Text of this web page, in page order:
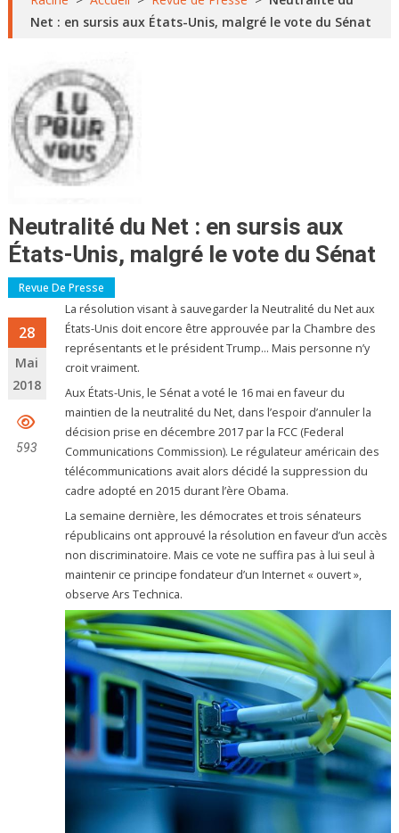
Net : en sursis aux États-Unis, malgré le vote du Sénat
Neutralité du Net : en sursis aux
États-Unis, malgré le vote du Sénat
Revue De Presse
28
Mai
2018
593
La résolution visant à sauvegarder la Neutralité du Net aux
États-Unis doit encore être approuvée par la Chambre des
représentants et le président Trump… Mais personne n’y
croit vraiment.
Aux États-Unis, le Sénat a voté le 16 mai en faveur du
maintien de la neutralité du Net, dans l’espoir d’annuler la
décision prise en décembre 2017 par la FCC (Federal
Communications Commission). Le régulateur américain des
télécommunications avait alors décidé la suppression du
cadre adopté en 2015 durant l’ère Obama.
La semaine dernière, les démocrates et trois sénateurs
républicains ont approuvé la résolution en faveur d’un accès
non discriminatoire. Mais ce vote ne suffira pas à lui seul à
maintenir ce principe fondateur d’un Internet « ouvert »,
observe Ars Technica.